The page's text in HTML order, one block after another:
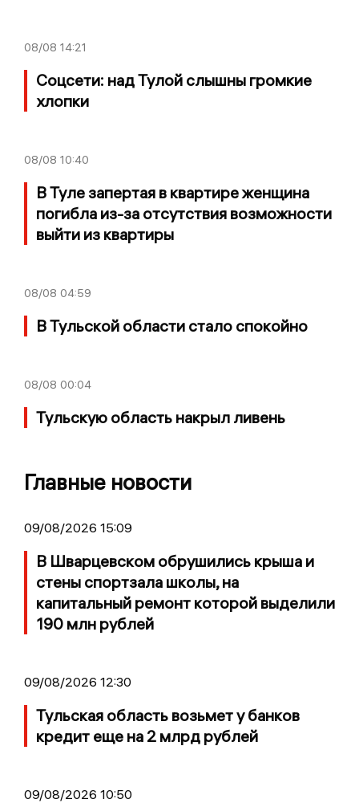
08/08 14:21
Соцсети: над Тулой слышны громкие
хлопки
08/08 10:40
В Туле запертая в квартире женщина
погибла из-за отсутствия возможности
выйти из квартиры
08/08 04:59
В Тульской области стало спокойно
08/08 00:04
Тульскую область накрыл ливень
Главные новости
09/08/2026 15:09
В Шварцевском обрушились крыша и
стены спортзала школы, на
капитальный ремонт которой выделили
190 млн рублей
09/08/2026 12:30
Тульская область возьмет у банков
кредит еще на 2 млрд рублей
09/08/2026 10:50